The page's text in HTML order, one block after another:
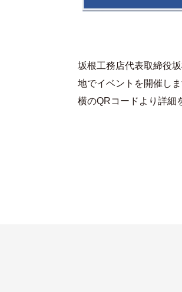
坂根工務店代表取締役
地でイベントを開催し
横のQRコードより詳細